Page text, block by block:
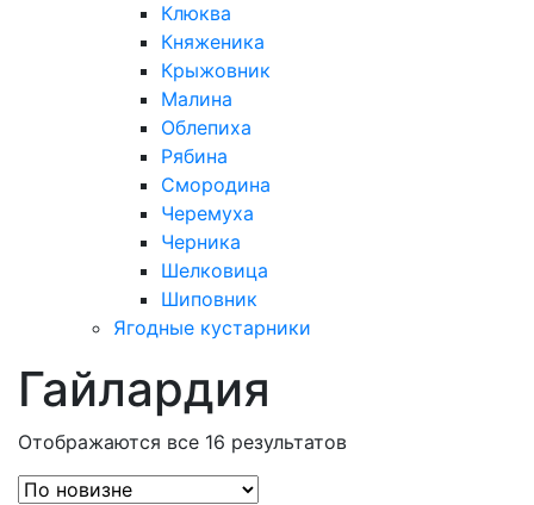
Клюква
Княженика
Крыжовник
Малина
Облепиха
Рябина
Смородина
Черемуха
Черника
Шелковица
Шиповник
Ягодные кустарники
Гайлардия
Отображаются все 16 результатов